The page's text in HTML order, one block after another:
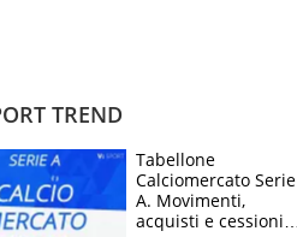
TREND
Tabellone
Calciomercato Serie
A. Movimenti,
acquisti e cessioni: